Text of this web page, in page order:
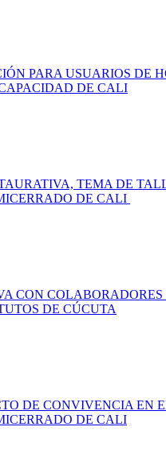
PARA USUARIOS DE
DE CALI
TEMA DE
DE CALI
CON COLABORADORES
DE CÚCUTA
DE CONVIVENCIA EN
DE CALI